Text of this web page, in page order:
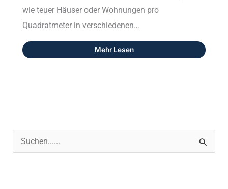
wie teuer Häuser oder Wohnungen pro
Quadratmeter in verschiedenen…
Mehr Lesen